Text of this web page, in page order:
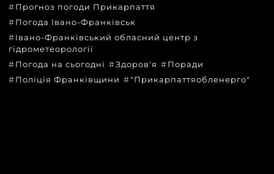
Прогноз погоди Прикарпаття
Погода Івано-Франківськ
Івано-Франківський обласний центр з
гідрометеорології
Погода на сьогодні
Здоров'я
Поради
Поліція Франківщини
"Прикарпаттяобленерго"